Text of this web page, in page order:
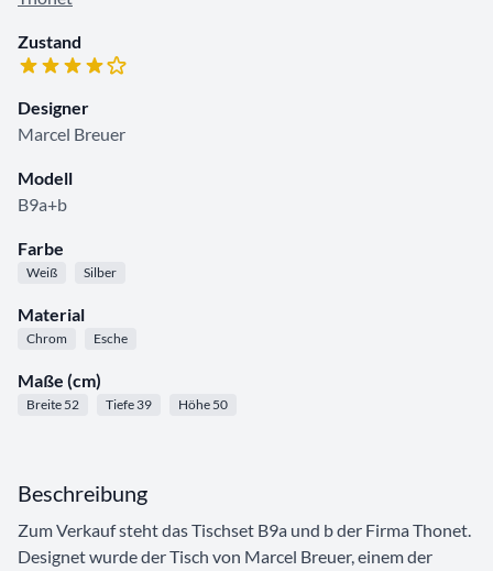
Zustand
Designer
Marcel Breuer
Modell
B9a+b
Farbe
Weiß Silber
Material
Chrom Esche
Maße (cm)
Breite 52 Tiefe 39 Höhe 50
Beschreibung
Zum Verkauf steht das Tischset B9a und b der Firma Thonet.
Designet wurde der Tisch von Marcel Breuer, einem der